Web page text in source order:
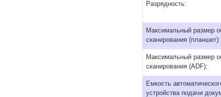
Разрядность:
Максимальный размер
сканирования (планшет):
Максимальный размер
сканирования (ADF):
Емкость
устройства подачи